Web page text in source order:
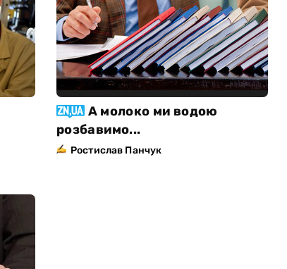
А молоко ми водою
розбавимо...
Ростислав Панчук